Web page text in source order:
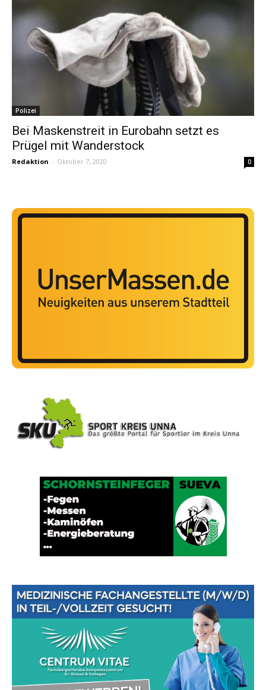
Polizei
Bei Maskenstreit in Eurobahn setzt es
Prügel mit Wanderstock
Redaktion - Oktober 7, 2020 0